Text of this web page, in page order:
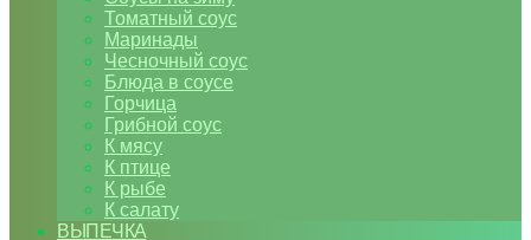
Томатный соус
Маринады
Чесночный соус
Блюда в соусе
Горчица
Грибной соус
К мясу
К птице
К рыбе
К салату
ВЫПЕЧКА